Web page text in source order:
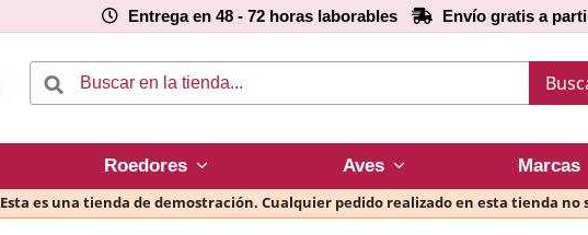
Entrega en 48 - 72 horas laborables Envío gratis a
Roedores Aves Marcas
Esta es una tienda de demostración. Cualquier pedido realizado en esta tienda